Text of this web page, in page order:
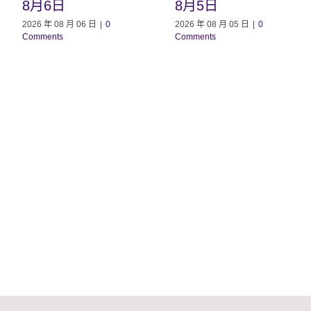
8月6日
2026 年 08 月 06 日
0
Comments
8月5日
2026 年 08 月 05 日
0
Comments